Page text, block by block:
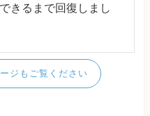
きるまで回復しまし
ジもご覧ください